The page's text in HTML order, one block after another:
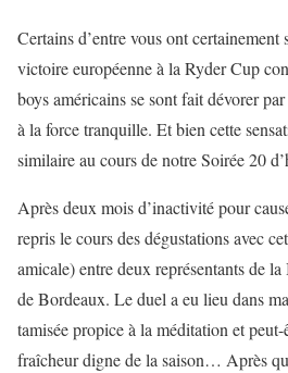
Certains d’entre vous ont
victoire européenne à la Ryder Cup
boys américains se sont fait dévorer
à la force tranquille. Et bien cette
similaire au cours de notre Soirée 20
Après deux mois d’inactivité pour
repris le cours des dégustations avec
amicale) entre deux représentants de
de Bordeaux. Le duel a eu lieu dans
tamisée propice à la méditation et peut-
fraîcheur digne de la saison… Après